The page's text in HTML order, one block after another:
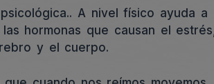
A nivel físico ayuda a
hormonas que causan el
y el cuerpo.